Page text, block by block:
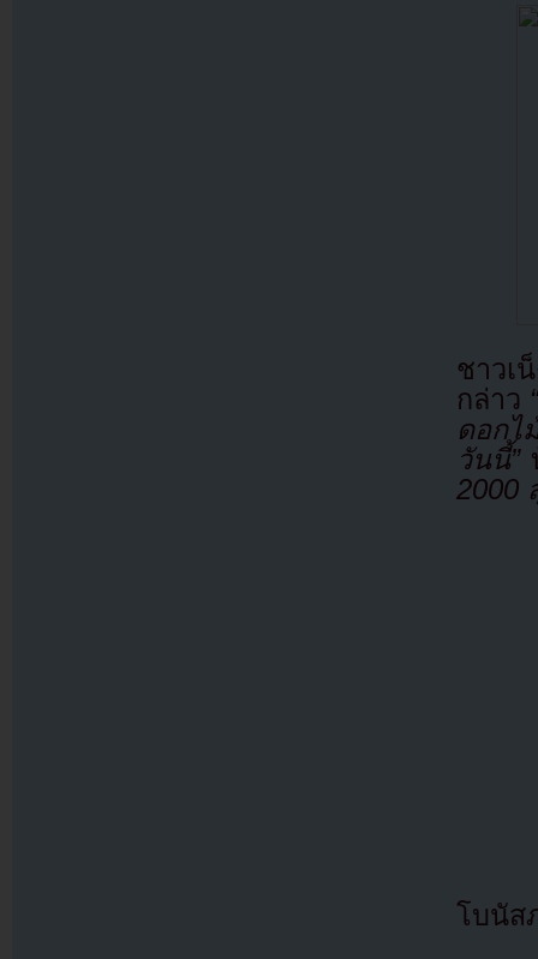
ชาวเ
กล่าว
ดอกไ
วันนี้”
2000
โบนัส